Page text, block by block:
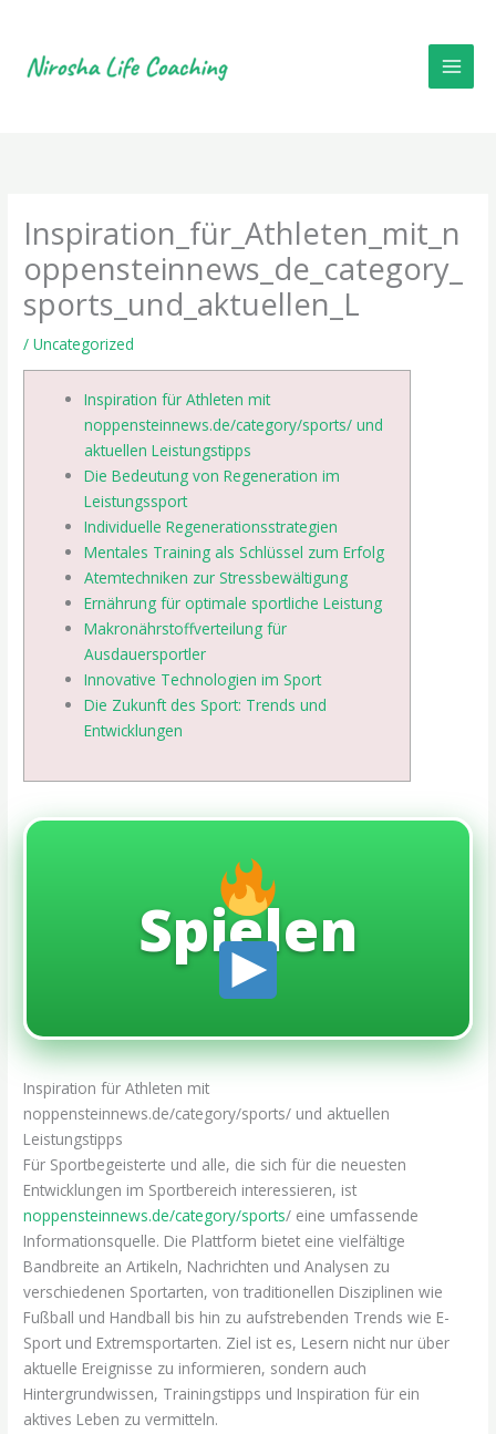
content
Inspiration_für_Athleten_mit_n
oppensteinnews_de_category_
sports_und_aktuellen_L
/Uncategorized
Inspiration für Athleten mit
noppensteinnews.de/category/sports/ und
aktuellen Leistungstipps
Die Bedeutung von Regeneration im
Leistungssport
Individuelle Regenerationsstrategien
Mentales Training als Schlüssel zum Erfolg
Atemtechniken zur Stressbewältigung
Ernährung für optimale sportliche Leistung
Makronährstoffverteilung für
Ausdauersportler
Innovative Technologien im Sport
Die Zukunft des Sport: Trends und
Entwicklungen
Spielen
Inspiration für Athleten mit
noppensteinnews.de/category/sports/ und aktuellen
Leistungstipps
Für Sportbegeisterte und alle, die sich für die neuesten
Entwicklungen im Sportbereich interessieren, ist
noppensteinnews.de/category/sports/ eine umfassende
Informationsquelle. Die Plattform bietet eine vielfältige
Bandbreite an Artikeln, Nachrichten und Analysen zu
verschiedenen Sportarten, von traditionellen Disziplinen wie
Fußball und Handball bis hin zu aufstrebenden Trends wie E-
Sport und Extremsportarten. Ziel ist es, Lesern nicht nur über
aktuelle Ereignisse zu informieren, sondern auch
Hintergrundwissen, Trainingstipps und Inspiration für ein
aktives Leben zu vermitteln.